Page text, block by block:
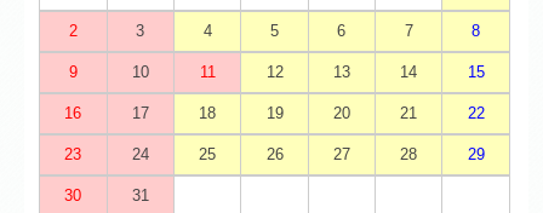
2 3 4 5 6 7 8
9 10 11 12 13 14 15
16 17 18 19 20 21 22
23 24 25 26 27 28 29
30 31